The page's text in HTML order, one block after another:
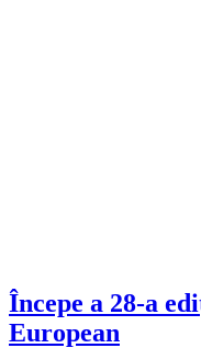
Începe a 28-a
European